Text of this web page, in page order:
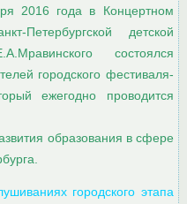
2016 года в Концертном
Петербургской детской
состоялся
городского фестиваля-
ежегодно проводится
образования в сфере
городского этапа